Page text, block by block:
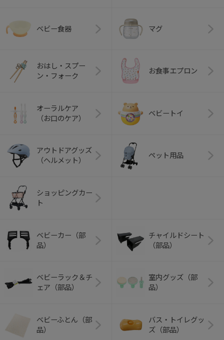
ベビー食器 マグ
おはし・スプー
ン・フォーク
お食事エプロン
オーラルケア
（お口のケア）
ベビートイ
アウトドアグッズ
（ヘルメット）
ペット用品
ショッピングカー
ト
ベビーカー（部
品）
チャイルドシート
（部品）
ベビーラック＆チ
ェア（部品）
室内グッズ（部
品）
ベビーふとん（部
品）
バス・トイレグッ
ズ（部品）